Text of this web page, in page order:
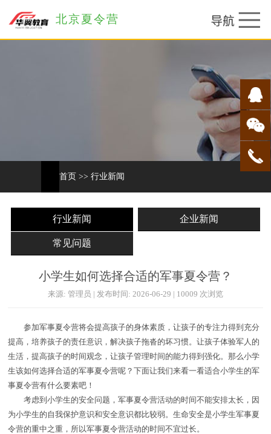
北京夏令营
首页 >> 行业新闻
行业新闻 企业新闻
常见问题
小学生如何选择合适的军事夏令营？
来源: 管理员 | 发布时间: 2026-06-29 | 10009 次浏览
参加军事夏令营将会提高孩子的身体素质，让孩子的专注力得到充分
提高，培养孩子的责任意识，解决孩子拖沓的坏习惯。让孩子体验军人的
生活，提高孩子的时间观念，让孩子管理时间的能力得到强化。那么小学
生该如何选择合适的军事夏令营呢？下面让我们来看一看适合小学生的军
事夏令营有什么要素吧！
考虑到小学生的安全问题，军事夏令营活动的时间不能安排太长，因
为小学生的自我保护意识和安全意识都比较弱。生命安全是小学生军事夏
令营的重中之重，所以军事夏令营活动的时间不宜过长。